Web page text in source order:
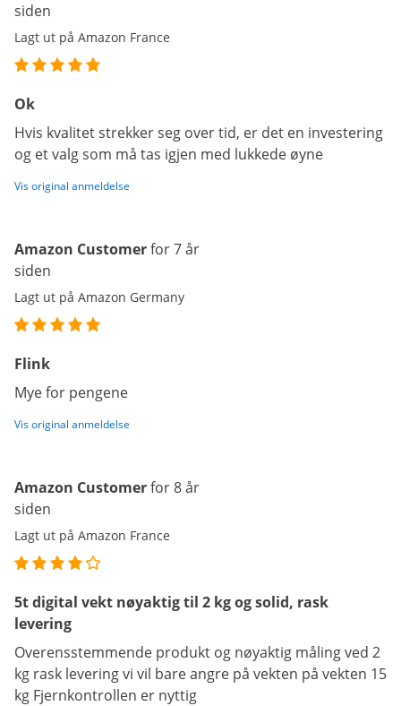
siden
Lagt ut på Amazon France
Ok
Hvis kvalitet strekker seg over tid, er det en investering
og et valg som må tas igjen med lukkede øyne
Vis original anmeldelse
Amazon Customerfor 7 år
siden
Lagt ut på Amazon Germany
Flink
Mye for pengene
Vis original anmeldelse
Amazon Customerfor 8 år
siden
Lagt ut på Amazon France
5t digital vekt nøyaktig til 2 kg og solid, rask
levering
Overensstemmende produkt og nøyaktig måling ved 2
kg rask levering vi vil bare angre på vekten på vekten 15
kg Fjernkontrollen er nyttig